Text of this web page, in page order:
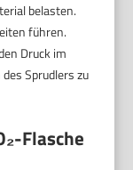
belasten.
führen.
Druck im
Sprudlers zu
Flasche